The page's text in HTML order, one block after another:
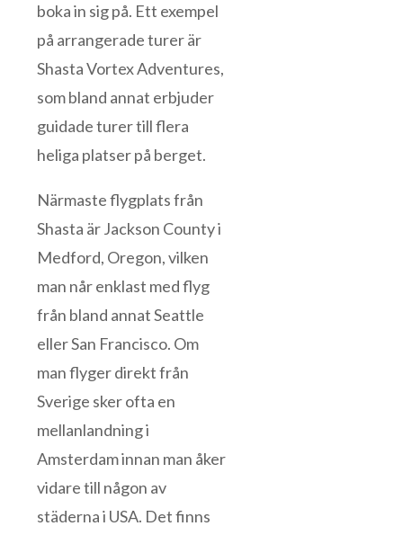
boka in sig på. Ett exempel
på arrangerade turer är
Shasta Vortex Adventures,
som bland annat erbjuder
guidade turer till flera
heliga platser på berget.
Närmaste flygplats från
Shasta är Jackson County i
Medford, Oregon, vilken
man når enklast med flyg
från bland annat Seattle
eller San Francisco. Om
man flyger direkt från
Sverige sker ofta en
mellanlandning i
Amsterdam innan man åker
vidare till någon av
städerna i USA. Det finns